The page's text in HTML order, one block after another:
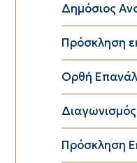
Δημόσιος
Πρόσκληση
Ορθή
Πρόσκληση